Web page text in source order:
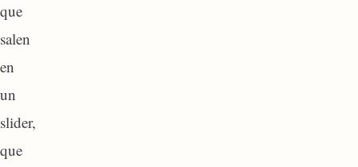
que
salen
en
un
slider,
que